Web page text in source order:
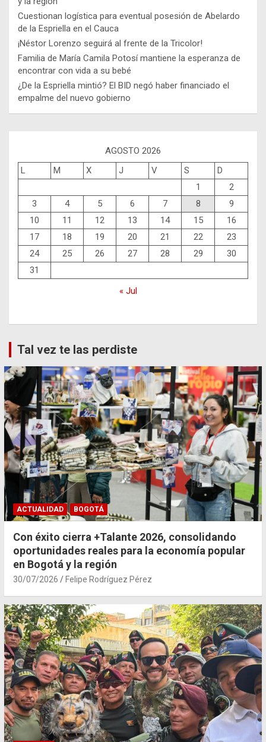
Cuestionan logística para eventual posesión de Abelardo
de la Espriella en el Cauca
¡Néstor Lorenzo seguirá al frente de la Tricolor!
Familia de María Camila Potosí mantiene la esperanza de
encontrar con vida a su bebé
¿De la Espriella mintió? El BID negó haber financiado el
empalme del nuevo gobierno
AGOSTO 2026
L
M X J V S
D
1
2
3
4 5 6 7 8
9
10
11 12 13 14 15
16
17
18 19 20 21 22
23
24
25 26 27 28 29
30
31
« Jul
Tal vez te las perdiste
ACTUALIDAD BOGOTÁ
Con éxito cierra +Talante 2026, consolidando
oportunidades reales para la economía popular
en Bogotá y la región
30/07/2026 Felipe Rodríguez Pérez